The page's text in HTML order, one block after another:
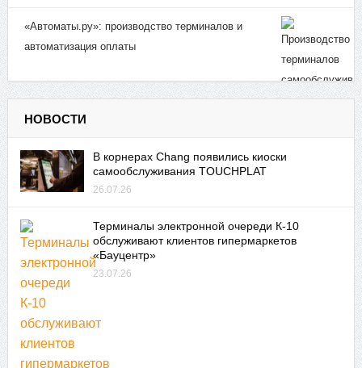
«Автоматы.ру»: производство терминалов и
автоматизация оплаты
НОВОСТИ
В корнерах Chang появились киоски
самообслуживания TOUCHPLAT
26.07.26
Терминалы электронной очереди К-10
обслуживают клиентов гипермаркетов
«Бауцентр»
23.07.26